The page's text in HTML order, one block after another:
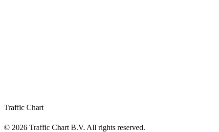
Traffic Chart
© 2026 Traffic Chart B.V. All rights reserved.